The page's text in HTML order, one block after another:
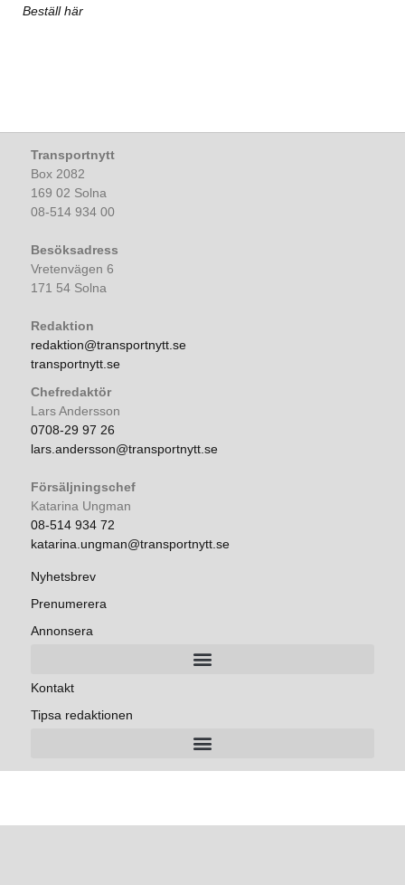
Beställ här
Transportnytt
Box 2082
169 02 Solna
08-514 934 00
Besöksadress
Vretenvägen 6
171 54 Solna
Redaktion
redaktion@transportnytt.se
transportnytt.se
Chefredaktör
Lars Andersson
0708-29 97 26
lars.andersson@transportnytt.se
Försäljningschef
Katarina Ungman
08-514 934 72
katarina.ungman@transportnytt.se
Nyhetsbrev
Prenumerera
Annonsera
Kontakt
Tipsa redaktionen